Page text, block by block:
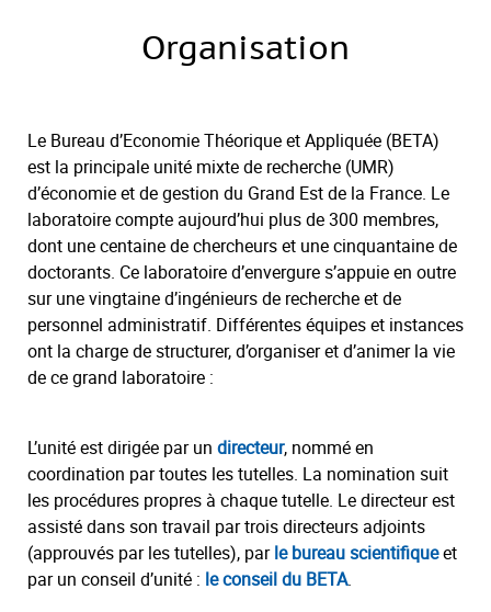
Organisation
Le Bureau d’Economie Théorique et Appliquée (BETA)
est la principale unité mixte de recherche (UMR)
d’économie et de gestion du Grand Est de la France. Le
laboratoire compte aujourd’hui plus de 300 membres,
dont une centaine de chercheurs et une cinquantaine de
doctorants. Ce laboratoire d’envergure s’appuie en outre
sur une vingtaine d’ingénieurs de recherche et de
personnel administratif. Différentes équipes et instances
ont la charge de structurer, d’organiser et d’animer la vie
de ce grand laboratoire :
L’unité est dirigée par un directeur, nommé en
coordination par toutes les tutelles. La nomination suit
les procédures propres à chaque tutelle. Le directeur est
assisté dans son travail partrois directeurs adjoints
(approuvés par les tutelles), parle bureau scientifiqueet
par un conseil d’unité : le conseil du BETA.